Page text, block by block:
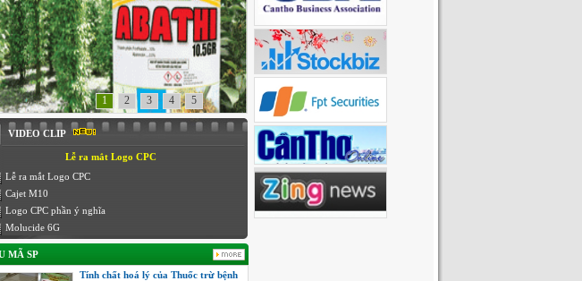
1 2 3 4 5
VIDEO CLIP
Lễ ra mắt Logo CPC
Lễ ra mắt Logo CPC
Cajet M10
Logo CPC phần ý nghĩa
Molucide 6G
MÃ SP
Tính chất hoá lý của Thuốc trừ bệnh